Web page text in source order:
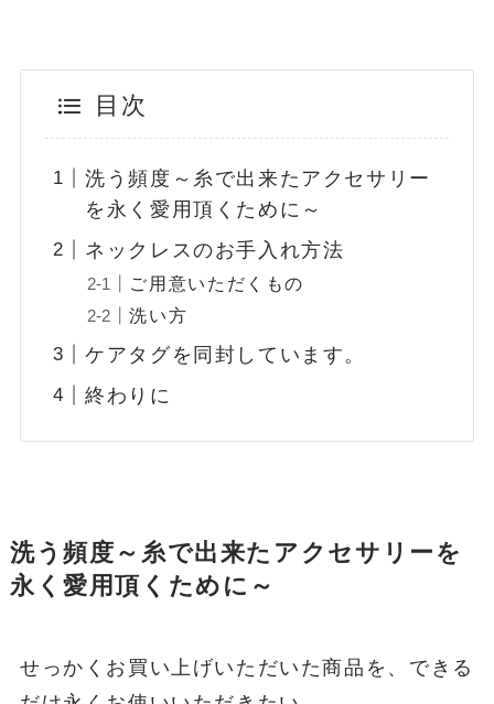
目次
洗う頻度～糸で出来たアクセサリー
を永く愛用頂くために～
ネックレスのお手入れ方法
ご用意いただくもの
洗い方
ケアタグを同封しています。
終わりに
洗う頻度～糸で出来たアクセサリーを
永く愛用頂くために～
せっかくお買い上げいただいた商品を、できる